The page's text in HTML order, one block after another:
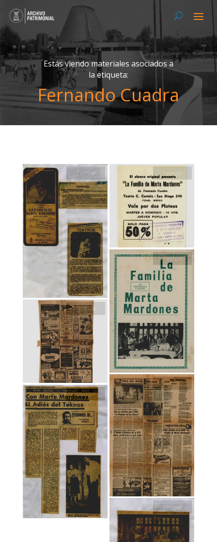
Estás viendo materiales asociados a
la etiqueta:
Fernando Cuadra
Textual Textual
Textual
Textual
Textual
Textual
Textual